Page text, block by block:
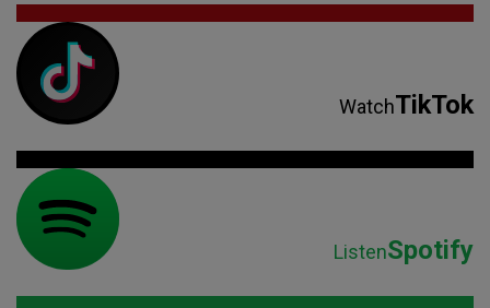
WatchTikTok
ListenSpotify